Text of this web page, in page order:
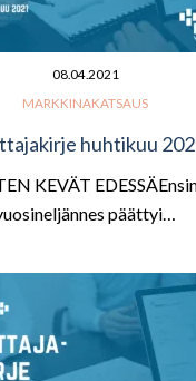
08.04.2021
MARKKINAKATSAUS
huhtikuu
KEVÄT
päättyi…